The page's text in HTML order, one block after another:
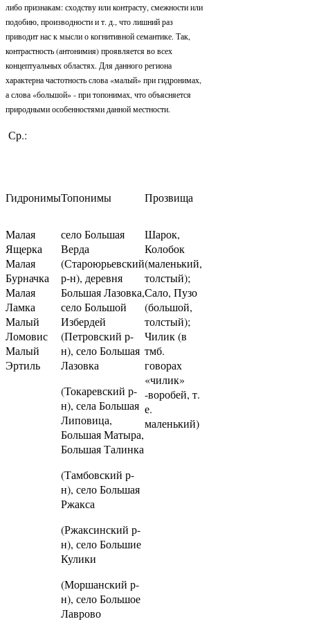
либо признакам: сходству или контрасту, смежности или
подобию, производности и т. д., что лишний раз
приводит нас к мысли о когнитивной семантике. Так,
контрастность (антонимия) проявляется во всех
концептуальных областях. Для данного региона
характерна частотность слова «малый» при гидронимах,
а слова «большой» - при топонимах, что объясняется
природными особенностями данной местности.
Ср.:
ГидронимыТопонимы Прозвища
Малая
Ящерка
Малая
Бурначка
Малая
Ламка
Малый
Ломовис
Малый
Эртиль
село Большая
Верда
(Староюрьевский
р-н), деревня
Большая Лазовка,
село Большой
Избердей
(Петровский р-
н), село Большая
Лазовка
(Токаревский р-
н), села Большая
Липовица,
Большая Матыра,
Большая Талинка
(Тамбовский р-
н), село Большая
Ржакса
(Ржаксинский р-
н), село Большие
Кулики
(Моршанский р-
н), село Большое
Лаврово
Шарок,
Колобок
(маленький,
толстый);
Сало, Пузо
(большой,
толстый);
Чилик (в
тмб.
говорах
«чилик»
-воробей, т.
е.
маленький)